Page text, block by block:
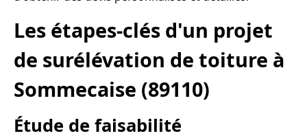
Les étapes-clés d'un projet
de surélévation de toiture à
Sommecaise (89110)
Étude de faisabilité